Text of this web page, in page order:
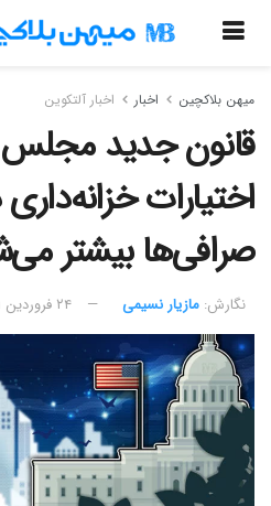
میهن بلاکچین اخبار اخبار آلتکوین
قانون جدید مجلس
اختیارات
صرافی‌ها بیشتر
نگارش:‌ مازیار نسیمی ۲۴ فروردین ۱۴۰۱ - ۱۷:۲۶